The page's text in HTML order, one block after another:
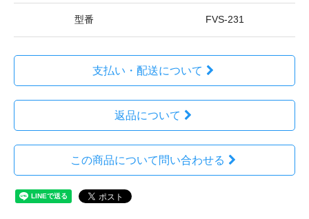
型番 FVS-231
支払い・配送について
返品について
この商品について問い合わせる